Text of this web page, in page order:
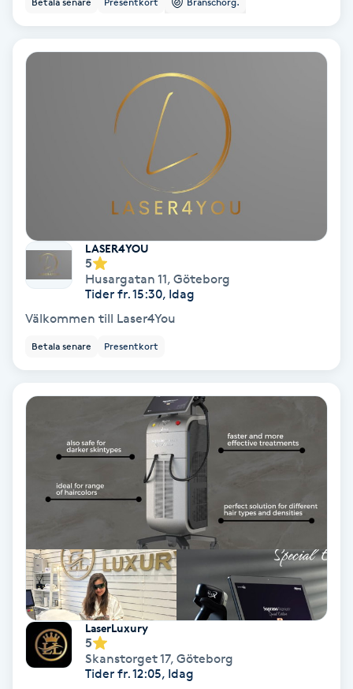
Barnklippning
Blowout
Bröllopsuppsättning
Celluliter
Coachning
LASER4YOU
5
Husargatan 11, Göteborg
Tider fr. 15:30, Idag
Välkommen till Laser4You
Betala senare Presentkort
LaserLuxury
5
Skanstorget 17, Göteborg
Tider fr. 12:05, Idag